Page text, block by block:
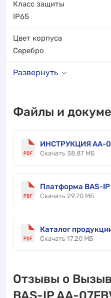
Класс защиты
IP65
Цвет корпуса
Серебро
Развернуть
Файлы и
ИНСТРУКЦИЯ AA-
Скачать 38.87 МБ
Платформа BAS-
Скачать 29.70 МБ
Каталог
Скачать 17.20 МБ
Отзывы о